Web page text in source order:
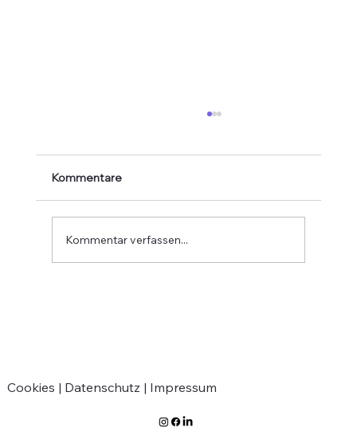
Kommentare
Kommentar verfassen...
Cookies | Datenschutz | Impressum